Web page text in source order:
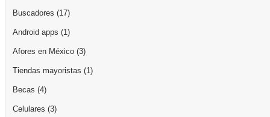
Buscadores (17)
Android apps (1)
Afores en México (3)
Tiendas mayoristas (1)
Becas (4)
Celulares (3)